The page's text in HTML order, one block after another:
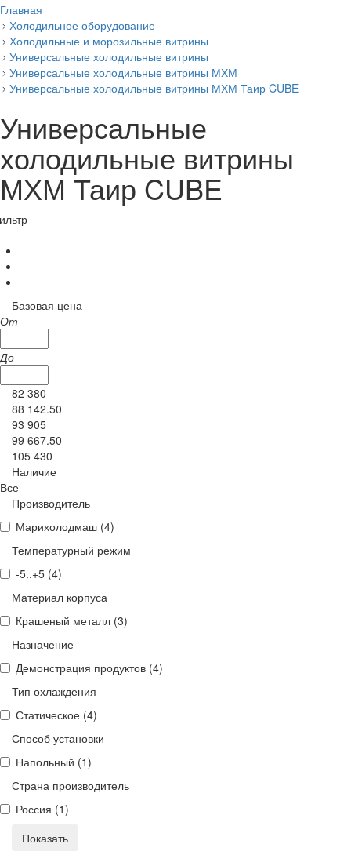
Главная
Холодильное оборудование
Холодильные и морозильные витрины
Универсальные холодильные витрины
Универсальные холодильные витрины МХМ
Универсальные холодильные витрины МХМ Таир CUBE
Универсальные
холодильные витрины
МХМ Таир CUBE
Базовая цена
От
До
82 380
88 142.50
93 905
99 667.50
105 430
Наличие
Все
Производитель
Марихолодмаш (4)
Температурный режим
-5..+5 (4)
Материал корпуса
Крашеный металл (3)
Назначение
Демонстрация продуктов (4)
Тип охлаждения
Статическое (4)
Способ установки
Напольный (1)
Страна производитель
Россия (1)